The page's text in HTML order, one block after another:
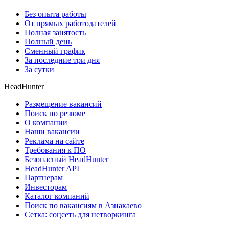
Без опыта работы
От прямых работодателей
Полная занятость
Полный день
Сменный график
За последние три дня
За сутки
HeadHunter
Размещение вакансий
Поиск по резюме
О компании
Наши вакансии
Реклама на сайте
Требования к ПО
Безопасный HeadHunter
HeadHunter API
Партнерам
Инвесторам
Каталог компаний
Поиск по вакансиям в Азнакаево
Сетка: соцсеть для нетворкинга